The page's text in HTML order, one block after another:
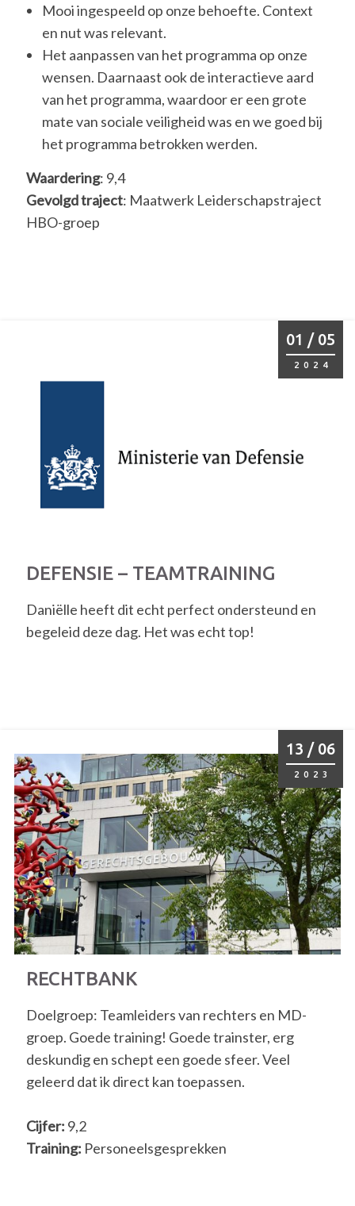
Mooi ingespeeld op onze behoefte. Context
en nut was relevant.
Het aanpassen van het programma op onze
wensen. Daarnaast ook de interactieve aard
van het programma, waardoor er een grote
mate van sociale veiligheid was en we goed bij
het programma betrokken werden.
Waardering: 9,4
Gevolgd traject: Maatwerk Leiderschapstraject
HBO-groep
01 / 05
2024
DEFENSIE – TEAMTRAINING
Daniëlle heeft dit echt perfect ondersteund en
begeleid deze dag. Het was echt top!
13 / 06
2023
RECHTBANK
Doelgroep: Teamleiders van rechters en MD-
groep. Goede training! Goede trainster, erg
deskundig en schept een goede sfeer. Veel
geleerd dat ik direct kan toepassen.
Cijfer: 9,2
Training: Personeelsgesprekken